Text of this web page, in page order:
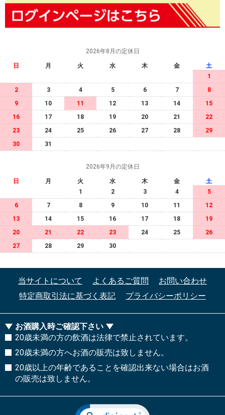
2026年8月の定休日
日 月 火 水 木 金
土
1
2
3 4 5 6 7
8
9
10 11 12 13 14
15
16
17 18 19 20 21
22
23
24 25 26 27 28
29
30
31
2026年9月の定休日
日 月 火 水 木 金
土
1
2 3 4
5
6
7 8 9 10 11
12
13
14 15 16 17 18
19
20
21 22 23 24 25
26
27
28 29 30
当サイトについて よくあるご質問
お問い合わせ
特定商取引法に基づく表記
プライバシーポリシー
お酒購入時ご確認下さい
20歳未満の方の飲酒は法律で禁止されています。
20歳未満の方へお酒の販売は致しません。
20歳以上の年齢であることを確認出来ない場合はお酒
の販売は致しません。